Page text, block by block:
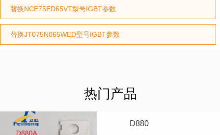
替换NCE75ED65VT型号IGBT参数
替换JT075N065WED型号IGBT参数
热门产品
D880